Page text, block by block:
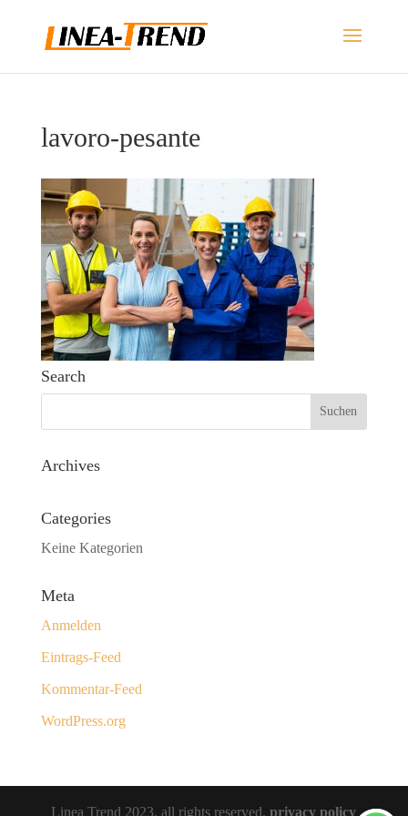
lavoro-pesante
Search
Archives
Categories
Keine Kategorien
Meta
Anmelden
Eintrags-Feed
Kommentar-Feed
WordPress.org
Linea Trend 2023, all rights reserved.privacy policy